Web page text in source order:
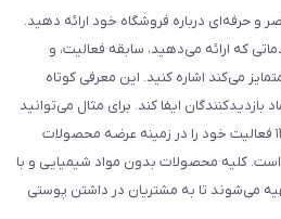
حرفه‌ای درباره فروشگاه خود ارائه دهید.
که ارائه می‌دهید، سابقه فعالیت، و
می‌کند اشاره کنید. این معرفی کوتاه
ایفا کند. برای مثال می‌توانید
بنویسید: «فروشگاه ما از سال ۱۳۹۸ فعالیت خود را در زمینه عرضه محصولات
است. کلیه محصولات بدون مواد شیمیایی و با
می‌شوند تا به مشتریان در داشتن پوستی